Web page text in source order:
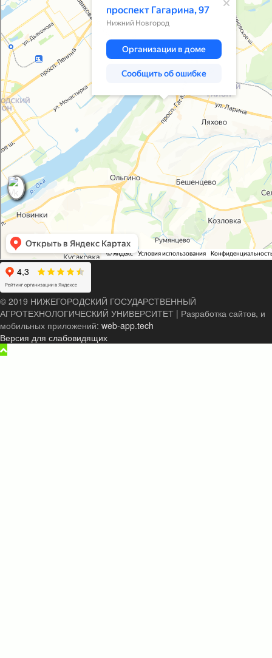
© 2019 НИЖЕГОРОДСКИЙ ГОСУДАРСТВЕННЫЙ
АГРОТЕХНОЛОГИЧЕСКИЙ УНИВЕРСИТЕТ | Разработка сайтов, и
мобильных приложений: web-app.tech
Версия для слабовидящих